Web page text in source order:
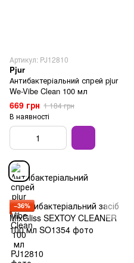
Артикул: PJ12810
Pjur
Антибактеріальний спрей pjur
We-Vibe Clean 100 мл
669 грн 1 184 грн
В наявності
−36%